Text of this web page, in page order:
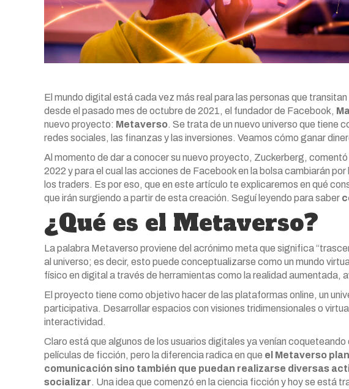
El mundo digital está cada vez más real para las personas que
desde el pasado mes de octubre de 2021, el fundador de Facebook,
nuevo proyecto: Metaverso. Se trata de un nuevo universo que tiene
redes sociales, las finanzas y las inversiones. Veamos cómo ganar
Al momento de dar a conocer su nuevo proyecto, Zuckerberg,
2022 y para el cual las acciones de Facebook en la bolsa cambiarán
los traders. Es por eso, que en este artículo te explicaremos en qué
que irán surgiendo a partir de esta creación. Seguí leyendo para saber
¿Qué es el Metaverso?
La palabra Metaverso proviene del acrónimo meta que significa
al universo; es decir, esto puede conceptualizarse como un mundo
físico en digital a través de herramientas como la realidad aumentada,
El proyecto tiene como objetivo hacer de las plataformas online, un
participativa. Desarrollar espacios con visiones tridimensionales o
interactividad.
Claro está que algunos de los usuarios digitales ya venían
películas de ficción, pero la diferencia radica en que el Metaverso
comunicación sino también que puedan realizarse diversas
socializar. Una idea que comenzó en la ciencia ficción y hoy se está